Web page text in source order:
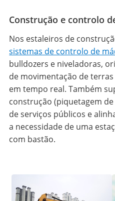
Construção e controlo
Nos estaleiros de
sistemas de controlo de
bulldozers e niveladoras,
de movimentação de
em tempo real. Também
construção (piquetagem
de serviços públicos e
a necessidade de uma
com bastão.